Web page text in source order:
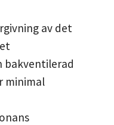
av det
bakventilerad
minimal